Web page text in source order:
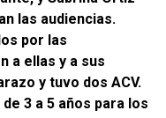
las audiencias.
por las
a ellas y a sus
y tuvo dos ACV.
3 a 5 años para los